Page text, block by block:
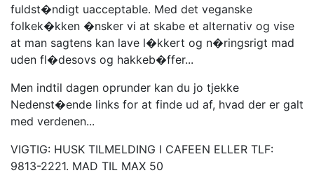
fuldst�ndigt uacceptable. Med det veganske
folkek�kken �nsker vi at skabe et alternativ og vise
at man sagtens kan lave l�kkert og n�ringsrigt mad
uden fl�desovs og hakkeb�ffer...
Men indtil dagen oprunder kan du jo tjekke
Nedenst�ende links for at finde ud af, hvad der er galt
med verdenen...
VIGTIG: HUSK TILMELDING I CAFEEN ELLER TLF:
9813-2221. MAD TIL MAX 50